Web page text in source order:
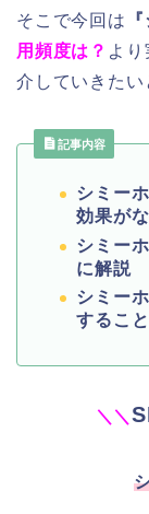
そこで今回は
用頻度は？ よ
介していきたい
記事内容
シミー
効果が
シミー
に解説
シミー
すること
＼ ＼